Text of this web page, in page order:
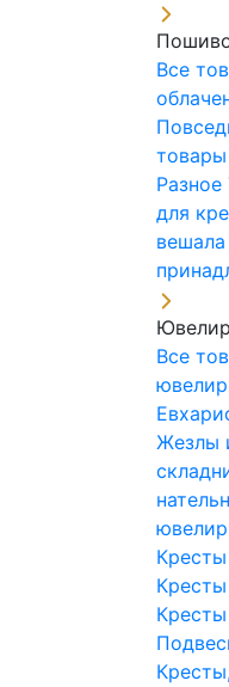
Все
товары
Разное
для
вешала
Все
Жезлы